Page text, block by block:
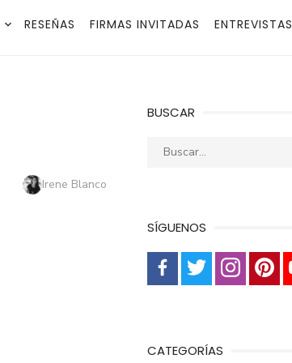
RESEÑAS FIRMAS INVITADAS ENTREVISTAS
Autor
Irene Blanco
BUSCAR
Buscar:
SÍGUENOS
CATEGORÍAS